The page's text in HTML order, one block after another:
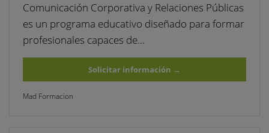
Comunicación Corporativa y Relaciones Públicas
es un programa educativo diseñado para formar
profesionales capaces de…
Solicitar información →
Mad Formacion